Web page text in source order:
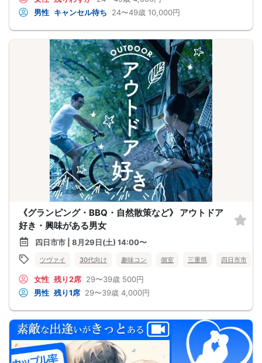
男性 キャンセル待ち 24〜49歳 10,000円
《グランピング・BBQ・自然散策など》 アウトドア
好き・興味がある男女
四日市市 | 8月29日(土) 14:00〜
ツヴァイ 30代向け 趣味コン 個室 三重県 四日市市
女性 残り2席 29〜39歳 500円
男性 残り1席 29〜39歳 4,000円